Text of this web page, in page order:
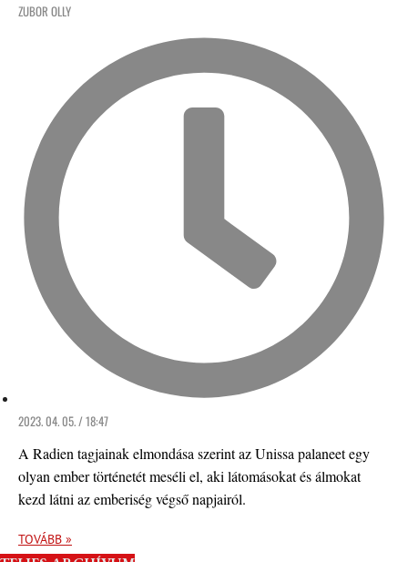
ZUBOR OLLY
2023. 04. 05. / 18:47
A Radien tagjainak elmondása szerint az Unissa palaneet egy
olyan ember történetét meséli el, aki látomásokat és álmokat
kezd látni az emberiség végső napjairól.
TOVÁBB »